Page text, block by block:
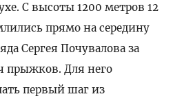
С высоты 1200 метров 12
прямо на середину
Сергея Почувалова за
прыжков. Для него
первый шаг из